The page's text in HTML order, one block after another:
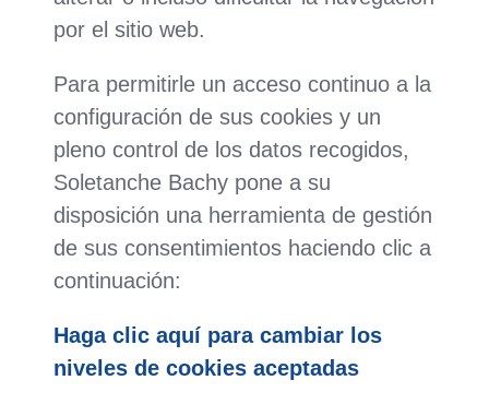
por el sitio web.
Para permitirle un acceso continuo a la
configuración de sus cookies y un
pleno control de los datos recogidos,
Soletanche Bachy pone a su
disposición una herramienta de gestión
de sus consentimientos haciendo clic a
continuación:
Haga clic aquí para cambiar los
niveles de cookies aceptadas